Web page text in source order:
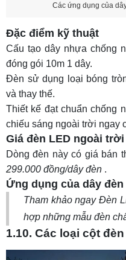
Các ứng dụng của
Đặc điểm kỹ thuật
Cấu tạo dây nhựa chống
đóng gói 10m 1 dây.
Đèn sử dụng loại bóng
và thay thế.
Thiết kế đạt chuẩn chống
chiếu sáng ngoài trời ngay
Giá đèn LED ngoài trời
Dòng đèn này có giá bán
299.000 đồng/dây đèn .
Ứng dụng của dây
Tham khảo ngay Đèn
hợp những mẫu đèn
1.10. Các loại cột